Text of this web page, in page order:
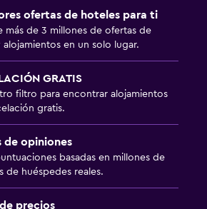
ofertas de hoteles para ti
más de 3 millones de ofertas de
alojamientos en un solo lugar.
GRATIS
filtro para encontrar alojamientos
gratis.
de opiniones
basadas en millones de
de huéspedes reales.
precios